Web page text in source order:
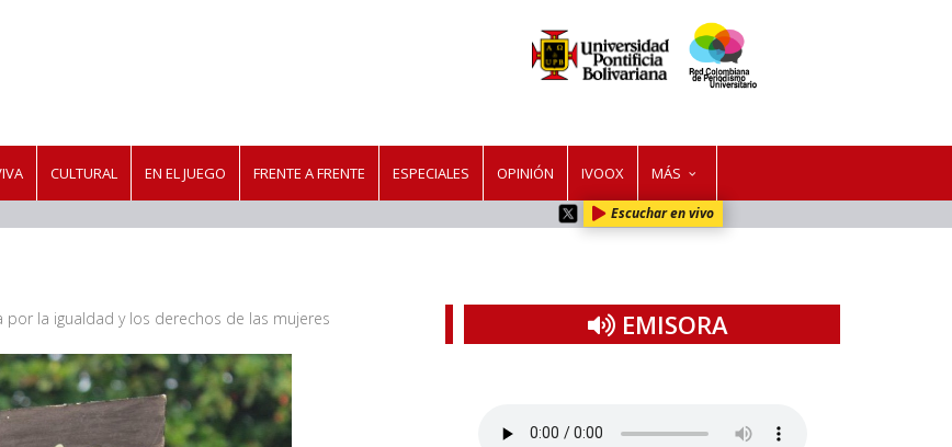
CULTURAL EN EL JUEGO FRENTE A FRENTE ESPECIALES OPINIÓN IVOOX MÁS
Escuchar en vivo
la igualdad y los derechos de las mujeres EMISORA